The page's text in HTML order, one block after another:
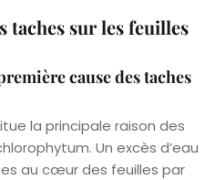
taches sur les feuilles
cause des taches
la principale raison des
Un excès d’eau
au cœur des feuilles par